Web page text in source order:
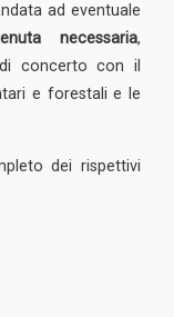
ad eventuale
necessaria,
concerto con il
e forestali e le
dei rispettivi